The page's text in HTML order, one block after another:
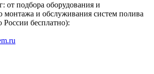
от подбора оборудования и
монтажа и обслуживания систем полива
России бесплатно):